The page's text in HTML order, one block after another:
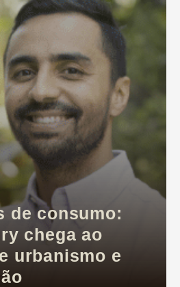
de consumo:
chega ao
urbanismo e